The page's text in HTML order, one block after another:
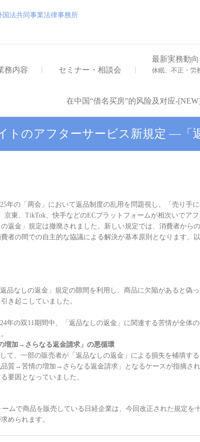
務内容 セミナー・相談会
最新実務動向
休眠、不正・労
在中国“借名买房”的风险及对应-
トのアフターサービス新規定 ―「
年の「两会」において返品制度の乱用を問題視し、「売り手
京東、TikTok、快手などのECプラットフォームが相次いでア
返金」規定は撤廃されました。新しい規定では、消費者から
者の間での自主的な協議による解決が基本原則となります。
品なしの返金」規定の隙間を利用し、商品に欠陥があると偽
き起こしていました。
年の双11期間中、「返品なしの返金」に関連する苦情が全体
増加→さらなる返金請求」の悪循環
て、一部の販売者が「返品なしの返金」による損失を補填す
質→苦情の増加→さらなる返金請求」となるケースが指摘さ
要因となっていました。
ムで商品を販売している日経企業は、今回改正された規定を
められます。